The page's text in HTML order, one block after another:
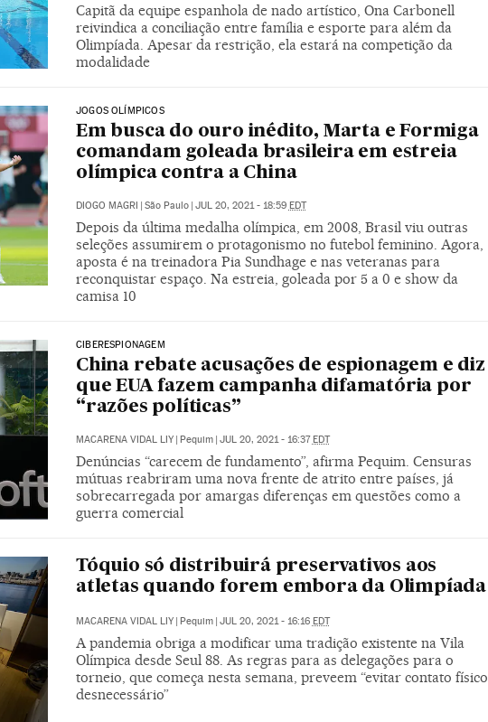
Capitã da equipe espanhola de nado artístico, Ona Carbonell
reivindica a conciliação entre família e esporte para além da
Olimpíada. Apesar da restrição, ela estará na competição da
modalidade
JOGOS OLÍMPICOS
Em busca do ouro inédito, Marta e Formiga
comandam goleada brasileira em estreia
olímpica contra a China
DIOGO MAGRI | São Paulo | JUL 20, 2021 - 18:59 EDT
Depois da última medalha olímpica, em 2008, Brasil viu outras
seleções assumirem o protagonismo no futebol feminino. Agora,
aposta é na treinadora Pia Sundhage e nas veteranas para
reconquistar espaço. Na estreia, goleada por 5 a 0 e show da
camisa 10
CIBERESPIONAGEM
China rebate acusações de espionagem e diz
que EUA fazem campanha difamatória por
“razões políticas”
MACARENA VIDAL LIY | Pequim | JUL 20, 2021 - 16:37EDT
Denúncias “carecem de fundamento”, afirma Pequim. Censuras
mútuas reabriram uma nova frente de atrito entre países, já
sobrecarregada por amargas diferenças em questões como a
guerra comercial
Tóquio só distribuirá preservativos aos
atletas quando forem embora da Olimpíada
MACARENA VIDAL LIY | Pequim | JUL 20, 2021 - 16:16 EDT
A pandemia obriga a modificar uma tradição existente na Vila
Olímpica desde Seul 88. As regras para as delegações para o
torneio, que começa nesta semana, preveem “evitar contato físico
desnecessário”